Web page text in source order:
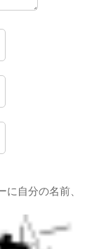
自分の名前、